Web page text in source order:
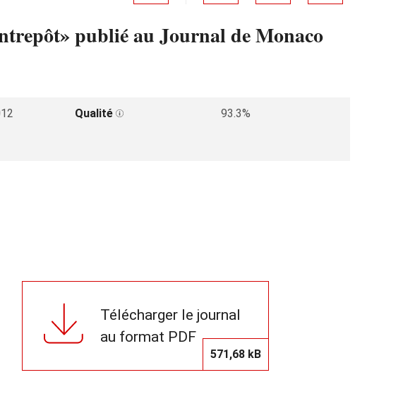
publié au Journal de Monaco
Qualité
93.3%
Télécharger le journal
au format PDF
571,68 kB